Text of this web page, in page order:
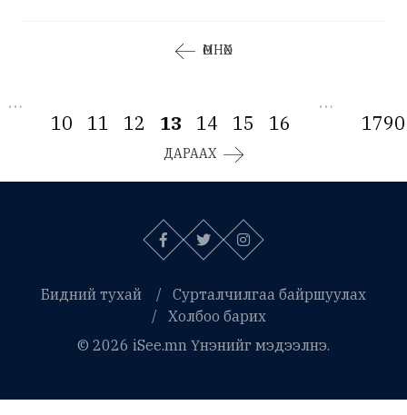
ӨМНӨХ
…
10
11 12 13 14 15 16
…
1790
ДАРААХ
Бидний тухай
Сурталчилгаа байршуулах
Холбоо барих
© 2026 iSee.mn Үнэнийг мэдээлнэ.